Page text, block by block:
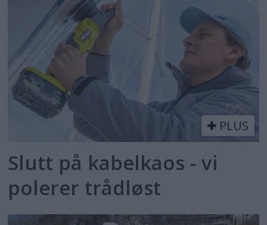
PLUS
Slutt på kabelkaos - vi
polerer trådløst